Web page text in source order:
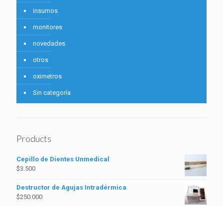
insumos
monitores
novedades
otros
oximetros
Sin categoría
Products
Cepillo de Dientes Unmedical
$3.500
Destructor de Agujas Intradérmica
$250.000